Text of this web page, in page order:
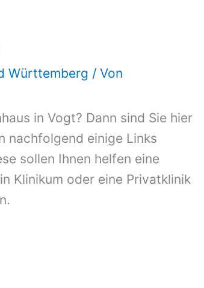
Württemberg / Von
in Vogt? Dann sind Sie hier
nachfolgend einige Links
sollen Ihnen helfen eine
Klinikum oder eine Privatklinik